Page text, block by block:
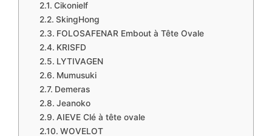
Cikonielf
SkingHong
FOLOSAFENAR Embout à Tête Ovale
KRISFD
LYTIVAGEN
Mumusuki
Demeras
Jeanoko
AIEVE Clé à tête ovale
WOVELOT